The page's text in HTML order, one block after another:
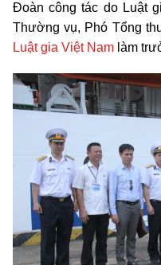
Đoàn công tác do Luật
Thường vụ, Phó Tổng
Luật gia Việt Nam làm